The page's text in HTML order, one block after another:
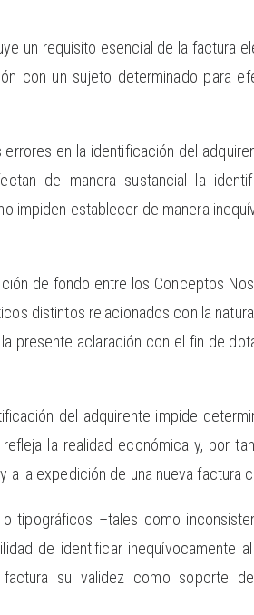
un requisito esencial de la factura
con un sujeto determinado para
en la identificación del
de manera sustancial la
impiden establecer de manera
de fondo entre los Conceptos
distintos relacionados con la
presente aclaración con el fin de
del adquirente impide
la realidad económica y, por
la expedición de una nueva factura
tipográficos –tales como
de identificar inequívocamente
su validez como soporte